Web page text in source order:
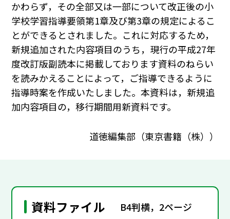
かわらず，その全部又は一部について改正後の小
学校学習指導要領第1章及び第3章の規定によるこ
とができるとされました。これに対応するため，
新規追加された内容項目のうち，現行の平成27年
度改訂版副読本に掲載しております資料のねらい
を読みかえることによって，ご指導できるように
指導時案を作成いたしました。本資料は，新規追
加内容項目の，移行期間用新資料です。
道徳編集部（東京書籍（株））
資料ファイル B4判横，2ページ